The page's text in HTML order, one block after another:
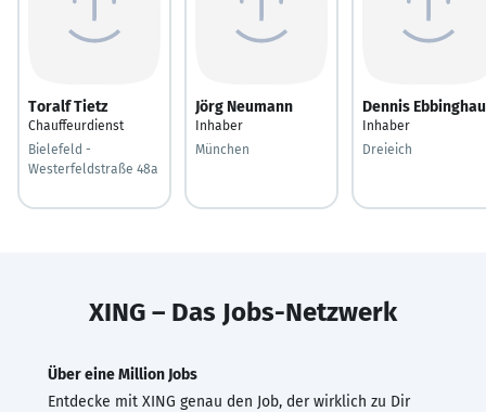
Toralf Tietz
Chauffeurdienst
Bielefeld -
Westerfeldstraße 48a
Jörg Neumann
Inhaber
München
Dennis
Inhaber
Dreieich
XING – Das Jobs-Netzwerk
Über eine Million Jobs
Entdecke mit XING genau den Job, der wirklich zu Dir